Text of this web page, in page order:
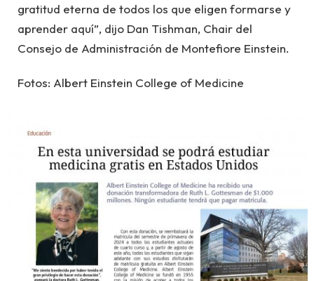
gratitud eterna de todos los que eligen formarse y
aprender aquí”, dijo Dan Tishman, Chair del
Consejo de Administración de Montefiore Einstein.
Fotos: Albert Einstein College of Medicine